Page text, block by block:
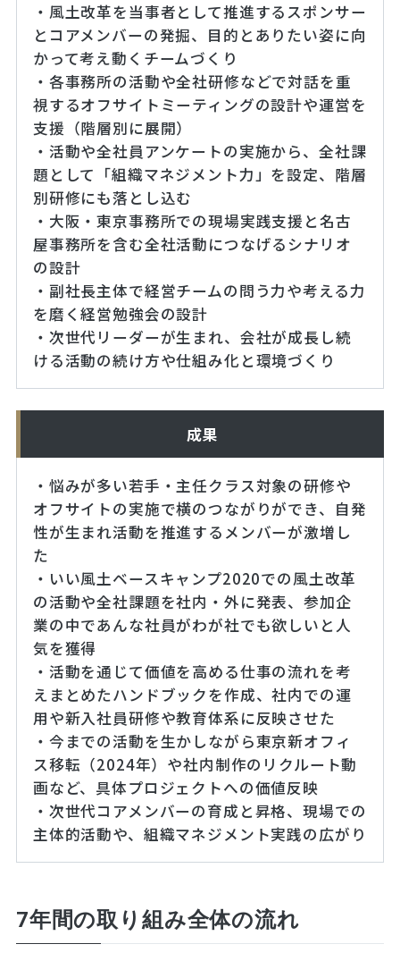
・風土改革を当事者として推進するスポンサー
とコアメンバーの発掘、目的とありたい姿に向
かって考え動くチームづくり
・各事務所の活動や全社研修などで対話を重
視するオフサイトミーティングの設計や運営を
支援（階層別に展開）
・活動や全社員アンケートの実施から、全社課
題として「組織マネジメント力」を設定、階層
別研修にも落とし込む
・大阪・東京事務所での現場実践支援と名古
屋事務所を含む全社活動につなげるシナリオ
の設計
・副社長主体で経営チームの問う力や考える力
を磨く経営勉強会の設計
・次世代リーダーが生まれ、会社が成長し続
ける活動の続け方や仕組み化と環境づくり
成果
・悩みが多い若手・主任クラス対象の研修や
オフサイトの実施で横のつながりができ、自発
性が生まれ活動を推進するメンバーが激増し
た
・いい風土ベースキャンプ2020での風土改革
の活動や全社課題を社内・外に発表、参加企
業の中であんな社員がわが社でも欲しいと人
気を獲得
・活動を通じて価値を高める仕事の流れを考
えまとめたハンドブックを作成、社内での運
用や新入社員研修や教育体系に反映させた
・今までの活動を生かしながら東京新オフィ
ス移転（2024年）や社内制作のリクルート動
画など、具体プロジェクトへの価値反映
・次世代コアメンバーの育成と昇格、現場での
主体的活動や、組織マネジメント実践の広がり
7年間の取り組み全体の流れ